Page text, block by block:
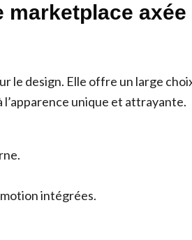
marketplace
le design. Elle offre un large
unique et attrayante.
intégrées.